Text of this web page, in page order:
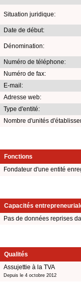
Situation juridique:
Date de début:
Dénomination:
Numéro de téléphone:
Numéro de fax:
E-mail:
Adresse web:
Type d'entité:
Nombre d'unités
Fonctions
Fondateur d'une entité
Capacités
Pas de données reprises
Qualités
Assujettie à la TVA
Depuis le 4 octobre 2012